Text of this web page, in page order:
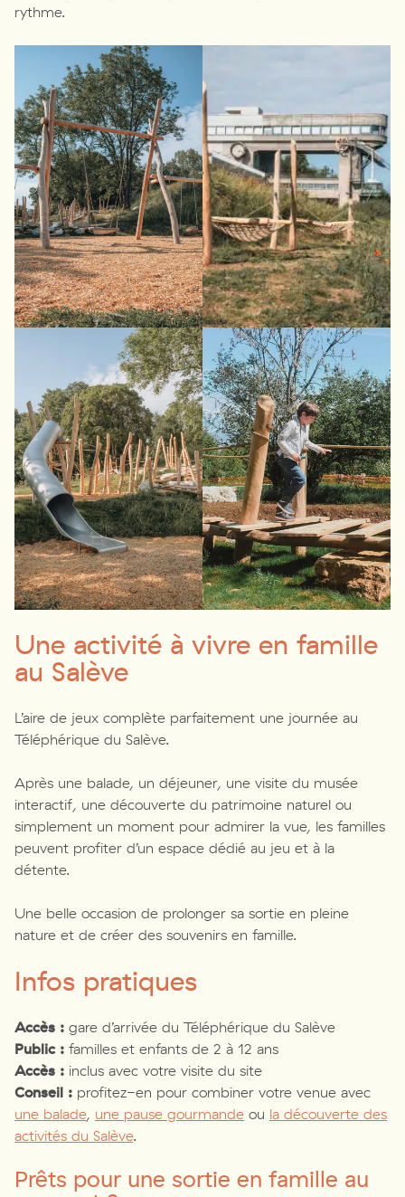
rythme.
Une activité à vivre en famille
au Salève
L’aire de jeux complète parfaitement une journée au
Téléphérique du Salève.
Après une balade, un déjeuner, une visite du musée
interactif, une découverte du patrimoine naturel ou
simplement un moment pour admirer la vue, les familles
peuvent profiter d’un espace dédié au jeu et à la
détente.
Une belle occasion de prolonger sa sortie en pleine
nature et de créer des souvenirs en famille.
Infos pratiques
Accès : gare d’arrivée du Téléphérique du Salève
Public : familles et enfants de 2 à 12 ans
Accès : inclus avec votre visite du site
Conseil : profitez-en pour combiner votre venue avec
une balade, une pause gourmande ou la découverte des
activités du Salève.
Prêts pour une sortie en famille au